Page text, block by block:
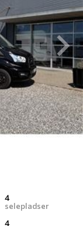
4
selepladser
4